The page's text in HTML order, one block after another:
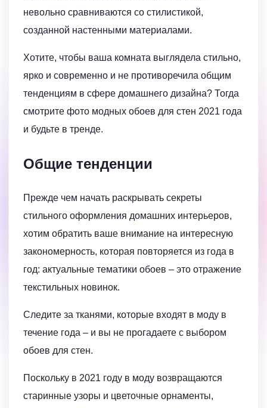
невольно сравниваются со стилистикой,
созданной настенными материалами.
Хотите, чтобы ваша комната выглядела стильно,
ярко и современно и не противоречила общим
тенденциям в сфере домашнего дизайна? Тогда
смотрите фото модных обоев для стен 2021 года
и будьте в тренде.
Общие тенденции
Прежде чем начать раскрывать секреты
стильного оформления домашних интерьеров,
хотим обратить ваше внимание на интересную
закономерность, которая повторяется из года в
год: актуальные тематики обоев – это отражение
текстильных новинок.
Следите за тканями, которые входят в моду в
течение года – и вы не прогадаете с выбором
обоев для стен.
Поскольку в 2021 году в моду возвращаются
старинные узоры и цветочные орнаменты,